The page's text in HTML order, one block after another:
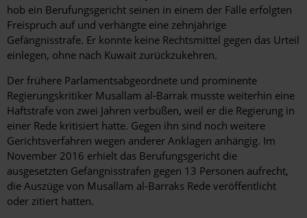
hob ein Berufungsgericht seinen in einem der Fälle erfolgten
Freispruch auf und verhängte eine zehnjährige
Gefängnisstrafe. Er konnte keine Rechtsmittel gegen das Urteil
einlegen, ohne nach Kuwait zurückzukehren.
Der frühere Parlamentsabgeordnete und prominente
Regierungskritiker Musallam al-Barrak musste weiterhin eine
Haftstrafe von zwei Jahren verbüßen, weil er die Regierung in
einer Rede kritisiert hatte. Gegen ihn sind noch weitere
Gerichtsverfahren wegen anderer Anklagen anhängig. Im
November 2016 erhielt das Berufungsgericht die
ausgesetzten Gefängnisstrafen gegen 13 Personen aufrecht,
die Auszüge von Musallam al-Barraks Rede veröffentlicht
oder zitiert hatten.